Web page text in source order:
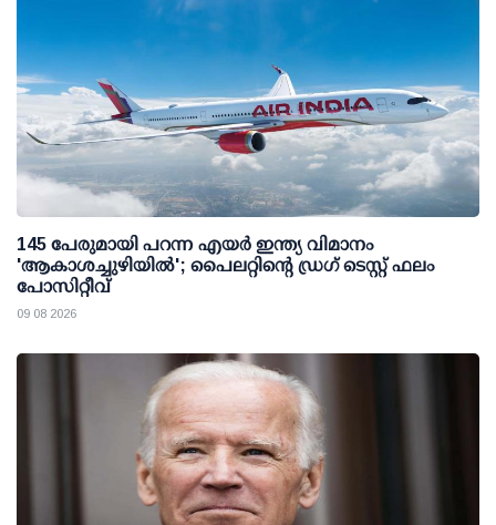
145 പേരുമായി പറന്ന എയര്‍ ഇന്ത്യ വിമാനം
'ആകാശച്ചുഴിയില്‍'; പൈലറ്റിന്റെ ഡ്രഗ് ടെസ്റ്റ് ഫലം
പോസിറ്റീവ്
09 08 2026